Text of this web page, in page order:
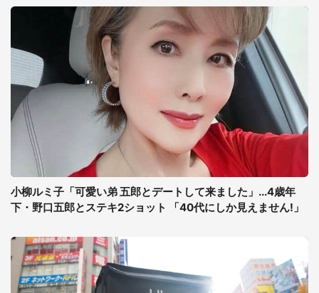
小柳ルミ子「可愛い弟 五郎とデートして来ました」...4歳年
下・野口五郎とステキ2ショット 「40代にしか見えません!」